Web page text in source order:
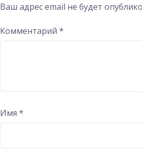
Ваш адрес email не будет
Комментарий*
Имя*